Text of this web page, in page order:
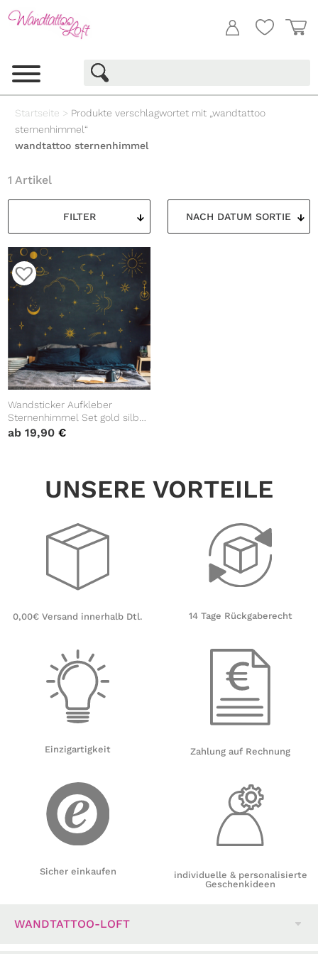
Startseite > Produkte verschlagwortet mit „wandtattoo
sternenhimmel“
wandtattoo sternenhimmel
FILTER
1 Artikel
Wandsticker Aufkleber
Sternenhimmel Set gold silber
kupfer Wandaufkleber
ab19,90€
UNSERE VORTEILE
0,00€ Versand innerhalb Dtl.
Einzigartigkeit
Sicher einkaufen
14 Tage Rückgaberecht
Zahlung auf Rechnung
individuelle & personalisierte
Geschenkideen
WANDTATTOO-LOFT